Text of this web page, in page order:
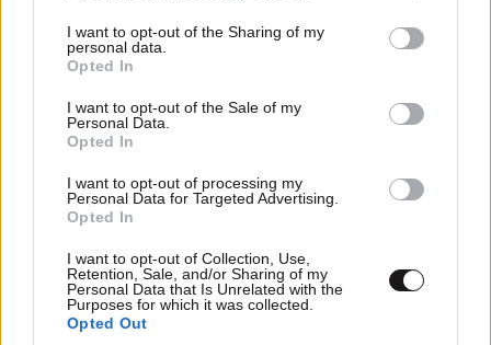
not limited to your visit or usage behaviour. You may click to
grant or deny consent to Google and its third-party tags to
use your data for below specified purposes in below Google
consent section.
I want to opt-out of the Sharing of my
personal data.
Opted In
I want to opt-out of the Sale of my
Personal Data.
Opted In
I want to opt-out of processing my
Personal Data for Targeted Advertising.
Opted In
I want to opt-out of Collection, Use,
Retention, Sale, and/or Sharing of my
Personal Data that Is Unrelated with the
Purposes for which it was collected.
Opted Out